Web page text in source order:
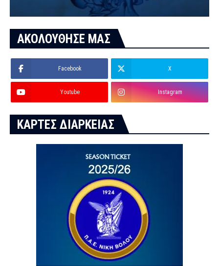
ΑΚΟΛΟΥΘΗΣΕ ΜΑΣ
Facebook X
Youtube Instagram
ΚΑΡΤΕΣ ΔΙΑΡΚΕΙΑΣ